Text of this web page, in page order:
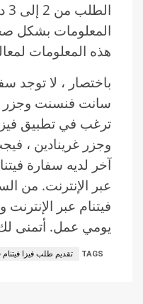
المعلومات بشكل
هذه المعلومات
باختصار ، لا توجد
سانت فنسنت وجزر
ترغب في تطبيق
وجزر غرينادين ،
آخر لديه سفارة
عبر الإنترنت. من
فيتنام عبر
يومي عمل. أتمنى
TAGS تقديم طلب فيزا